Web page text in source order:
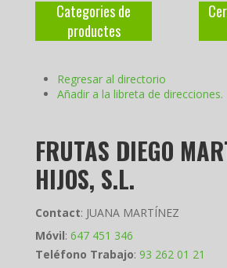
Categories de
productes
Regresar al directorio
Añadir a la libreta de direcciones.
FRUTAS DIEGO
HIJOS, S.L.
Contact: JUANA MARTÍNEZ
Móvil: 647 451 346
Teléfono Trabajo: 93 262 01 21